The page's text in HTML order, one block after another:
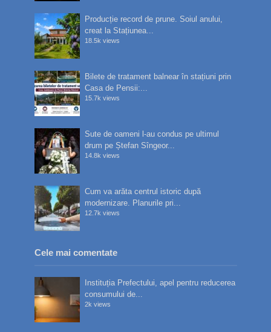
Producție record de prune. Soiul anului,
creat la Stațiunea...
18.5k views
Bilete de tratament balnear în stațiuni prin
Casa de Pensii:...
15.7k views
Sute de oameni l-au condus pe ultimul
drum pe Ștefan Sîngeor...
14.8k views
Cum va arăta centrul istoric după
modernizare. Planurile pri...
12.7k views
Cele mai comentate
Instituția Prefectului, apel pentru reducerea
consumului de...
2k views